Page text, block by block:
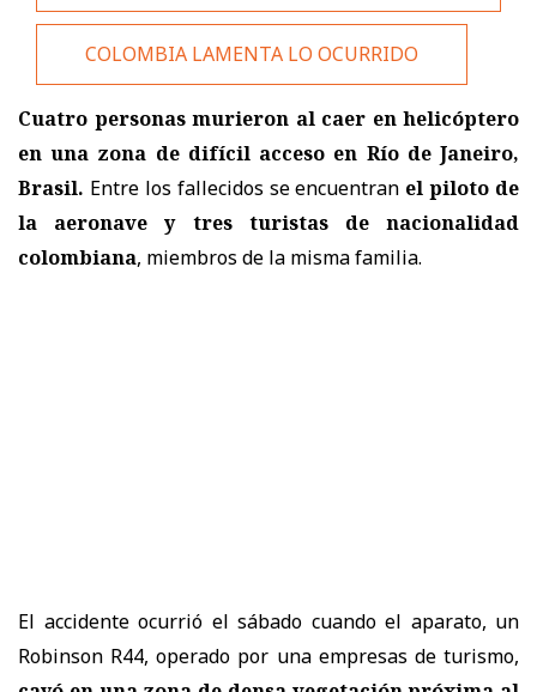
COLOMBIA LAMENTA LO OCURRIDO
Cuatro personas murieron al caer en helicóptero
en una zona de difícil acceso en Río de Janeiro,
Brasil. Entre los fallecidos se encuentran el piloto de
la aeronave y
tres turistas de nacionalidad
colombiana, miembros de la misma familia.
El accidente ocurrió el sábado cuando el aparato, un
Robinson R44, operado por una empresas de turismo,